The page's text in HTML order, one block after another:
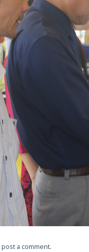
post a comment.